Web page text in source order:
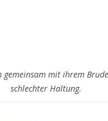
gemeinsam mit ihrem
schlechter Haltung.